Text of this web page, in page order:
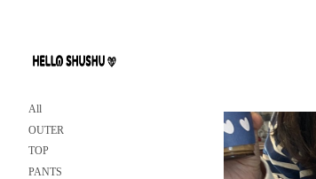
All
OUTER
TOP
PANTS